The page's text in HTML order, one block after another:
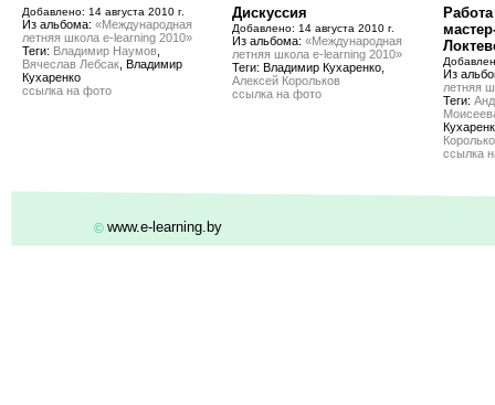
Добавлено: 14 августа 2010 г.
Из альбома: «Международная
летняя школа e-learning 2010»
Теги: Владимир Наумов
Вячеслав Лебсак , Владимир
Кухаренко
ссылка на фото
Дискуссия
Добавлено: 14 августа 2010 г.
Из альбома: «Международная
летняя школа e-learning 2010»
Теги: Владимир Кухаренко,
Алексей Корольков
ссылка на фото
Из
летняя
Теги:
ссылка
© www.e-learning.by